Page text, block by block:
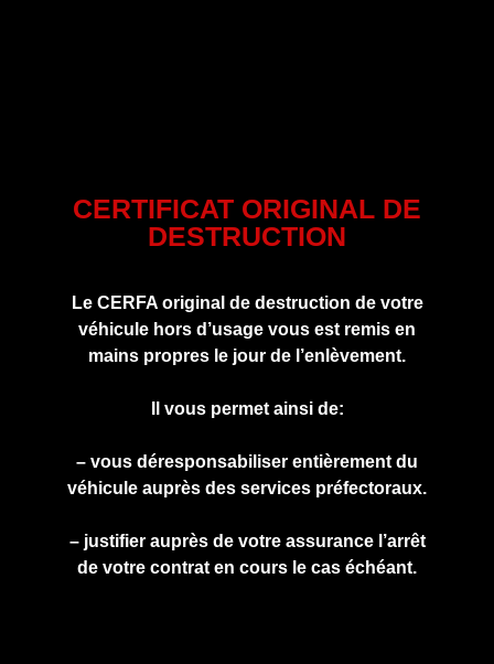
CERTIFICAT ORIGINAL DE
DESTRUCTION
Le CERFA original de destruction de votre
véhicule hors d’usage vous est remis en
mains propres le jour de l’enlèvement.
Il vous permet ainsi de:
– vous déresponsabiliser entièrement du
véhicule auprès des services préfectoraux.
– justifier auprès de votre assurance l’arrêt
de votre contrat en cours le cas échéant.